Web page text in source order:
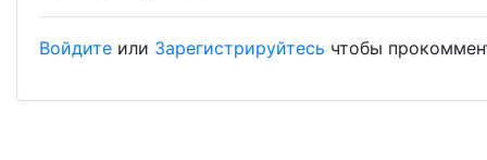
Войдите или Зарегистрируйтесь чтобы